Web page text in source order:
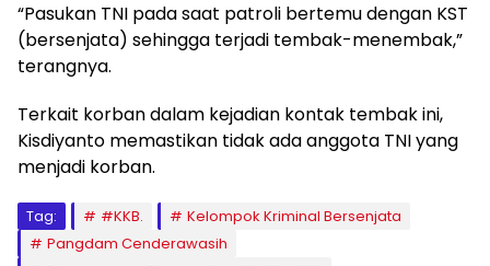
“Pasukan TNI pada saat patroli bertemu dengan KST
(bersenjata) sehingga terjadi tembak-menembak,”
terangnya.
Terkait korban dalam kejadian kontak tembak ini,
Kisdiyanto memastikan tidak ada anggota TNI yang
menjadi korban.
Tag: #KKB.
Kelompok Kriminal Bersenjata
Pangdam Cenderawasih